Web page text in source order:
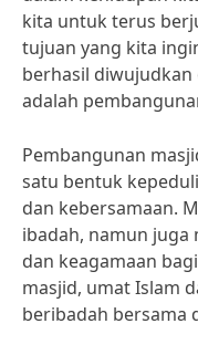
kita untuk terus
tujuan yang kita
berhasil
adalah
Pembangunan
satu bentuk
dan kebersamaan.
ibadah, namun juga
dan keagamaan
masjid, umat Islam
beribadah bersama